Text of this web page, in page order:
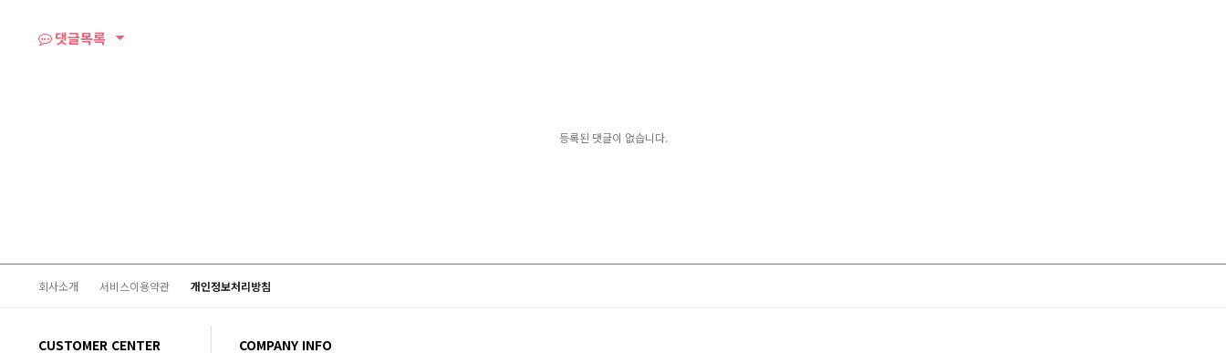
댓글목록
등록된 댓글이 없습니다.
회사소개 서비스이용약관 개인정보처리방침
CUSTOMER CENTER COMPANY INFO